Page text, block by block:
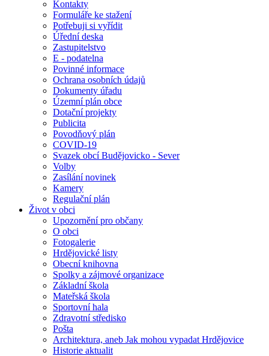
Kontakty
Formuláře ke stažení
Potřebuji si vyřídit
Úřední deska
Zastupitelstvo
E - podatelna
Povinné informace
Ochrana osobních údajů
Dokumenty úřadu
Územní plán obce
Dotační projekty
Publicita
Povodňový plán
COVID-19
Svazek obcí Budějovicko - Sever
Volby
Zasílání novinek
Kamery
Regulační plán
Život v obci
Upozornění pro občany
O obci
Fotogalerie
Hrdějovické listy
Obecní knihovna
Spolky a zájmové organizace
Základní škola
Mateřská škola
Sportovní hala
Zdravotní středisko
Pošta
Architektura, aneb Jak mohou vypadat Hrdějovice
Historie aktualit